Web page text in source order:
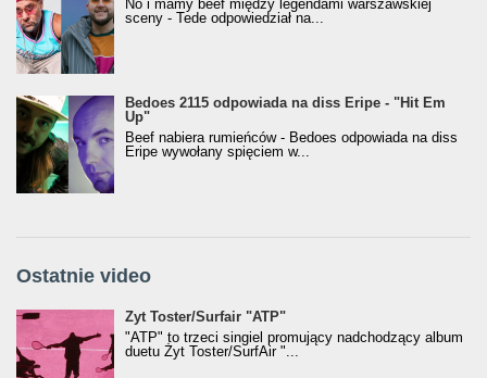
No i mamy beef między legendami warszawskiej
sceny - Tede odpowiedział na...
Bedoes 2115 odpowiada na diss Eripe - "Hit Em
Up"
Beef nabiera rumieńców - Bedoes odpowiada na diss
Eripe wywołany spięciem w...
Ostatnie video
Żyt Toster/SurfAir - ATP VIDEO
Żyt Toster/Surfair "ATP"
"ATP" to trzeci singiel promujący nadchodzący album
duetu Żyt Toster/SurfAir "...